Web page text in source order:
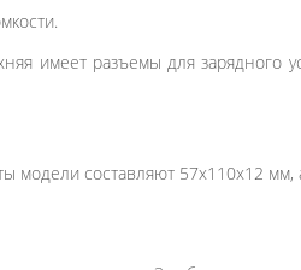
имеет разъемы для зарядного
модели составляют 57x110x12 мм,